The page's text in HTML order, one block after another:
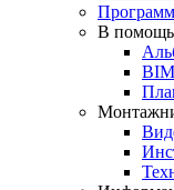
В помощь
BIM